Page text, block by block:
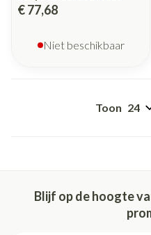
€ 77,68
Niet beschikbaar
Toon
Blijf op de hoogte